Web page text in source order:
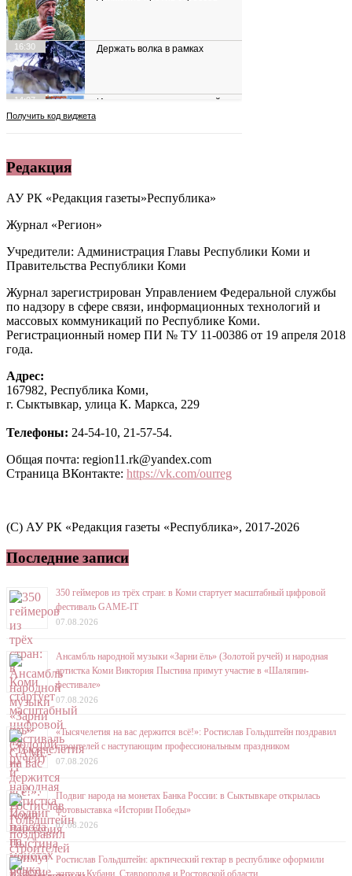
Редакция
АУ РК «Редакция газеты»Республика»
Журнал «Регион»
Учредители: Администрация Главы Республики Коми и
Правительства Республики Коми
Журнал зарегистрирован Управлением Федеральной службы
по надзору в сфере связи, информационных технологий и
массовых коммуникаций по Республике Коми.
Регистрационный номер ПИ № ТУ 11-00386 от 19 апреля 2018
года.
Адрес:
167982, Республика Коми,
г. Сыктывкар, улица К. Маркса, 229
Телефоны: 24-54-10, 21-57-54.
Общая почта: region11.rk@yandex.com
Страница ВКонтакте: https://vk.com/ourreg
(C) АУ РК «Редакция газеты «Республика», 2017-2026
Последние записи
350 геймеров из трёх стран: в Коми стартует масштабный цифровой
фестиваль GAME-IT
07.08.2026
Ансамбль народной музыки «Зарни ёль» (Золотой ручей) и народная
артистка Коми Виктория Пыстина примут участие в «Шаляпин-
фестивале»
07.08.2026
«Тысячелетия на вас держится всё!»: Ростислав Гольдштейн поздравил
строителей с наступающим профессиональным праздником
07.08.2026
Подвиг народа на монетах Банка России: в Сыктывкаре открылась
фотовыставка «Истории Победы»
07.08.2026
Ростислав Гольдштейн: арктический гектар в республике оформили
жители Кубани, Ставрополья и Ростовской области